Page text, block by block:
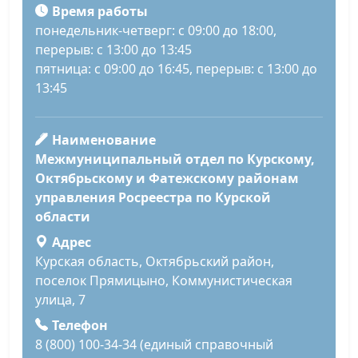
Время работы
понедельник-четверг: с 09:00 до 18:00,
перерыв: с 13:00 до 13:45
пятница: с 09:00 до 16:45, перерыв: с 13:00 до
13:45
Наименование
Межмуниципальный отдел по Курскому,
Октябрьскому и Фатежскому районам
управления Росреестра по Курской
области
Адрес
Курская область, Октябрьский район,
поселок Прямицыно, Коммунистическая
улица, 7
Телефон
8 (800) 100-34-34 (единый справочный